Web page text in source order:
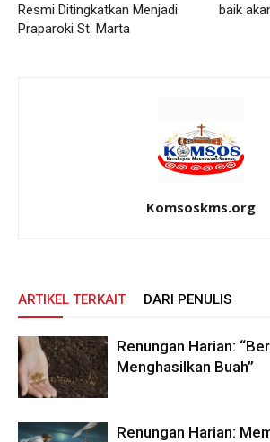
Resmi Ditingkatkan Menjadi
Praparoki St. Marta
baik
Komsoskms.org
ARTIKEL TERKAIT DARI PENULIS
Renungan Harian:
Menghasilkan Buah”
Renungan Harian: